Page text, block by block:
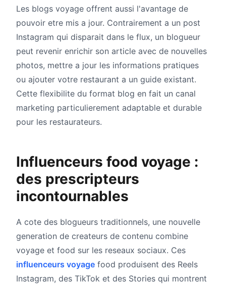
Les blogs voyage offrent aussi l'avantage de
pouvoir etre mis a jour. Contrairement a un post
Instagram qui disparait dans le flux, un blogueur
peut revenir enrichir son article avec de nouvelles
photos, mettre a jour les informations pratiques
ou ajouter votre restaurant a un guide existant.
Cette flexibilite du format blog en fait un canal
marketing particulierement adaptable et durable
pour les restaurateurs.
Influenceurs food voyage :
des prescripteurs
incontournables
A cote des blogueurs traditionnels, une nouvelle
generation de createurs de contenu combine
voyage et food sur les reseaux sociaux. Ces
influenceurs voyage food produisent des Reels
Instagram, des TikTok et des Stories qui montrent